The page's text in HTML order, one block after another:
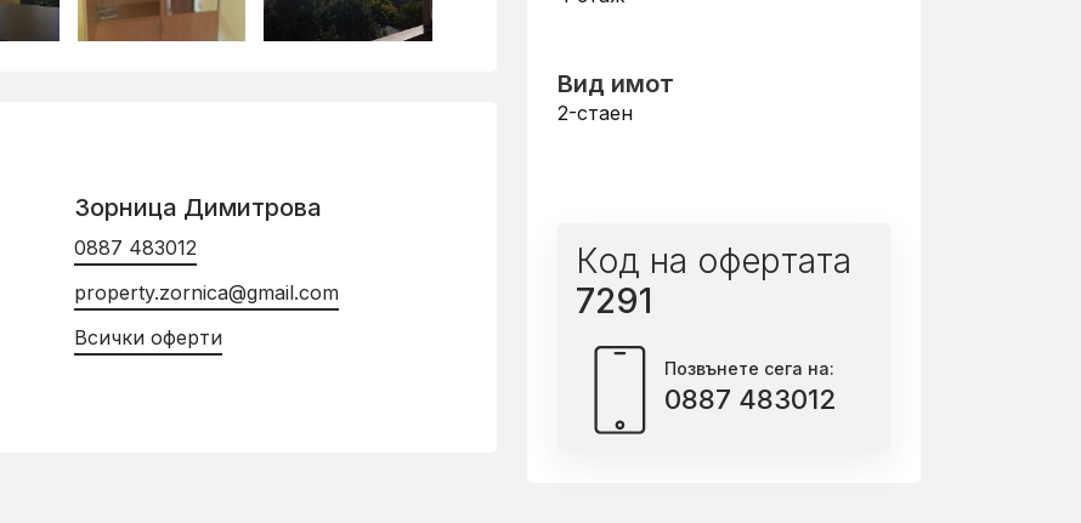
Зорница Димитрова
0887 483012
property.zornica@gmail.com
Всички оферти
Вид имот
2-стаен
Код на офертата
7291
Позвънете сега на:
0887 483012